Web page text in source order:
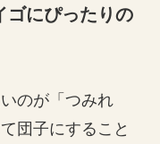
ゴにぴったりの
のが「つみれ
団子にすること